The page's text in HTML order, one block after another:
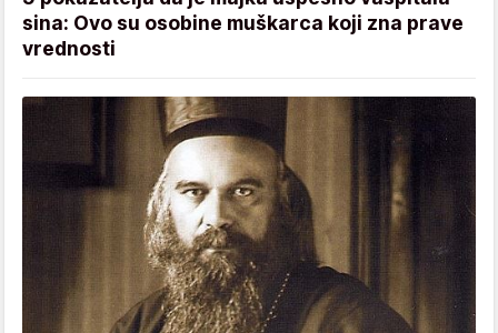
sina: Ovo su osobine muškarca koji zna prave
vrednosti